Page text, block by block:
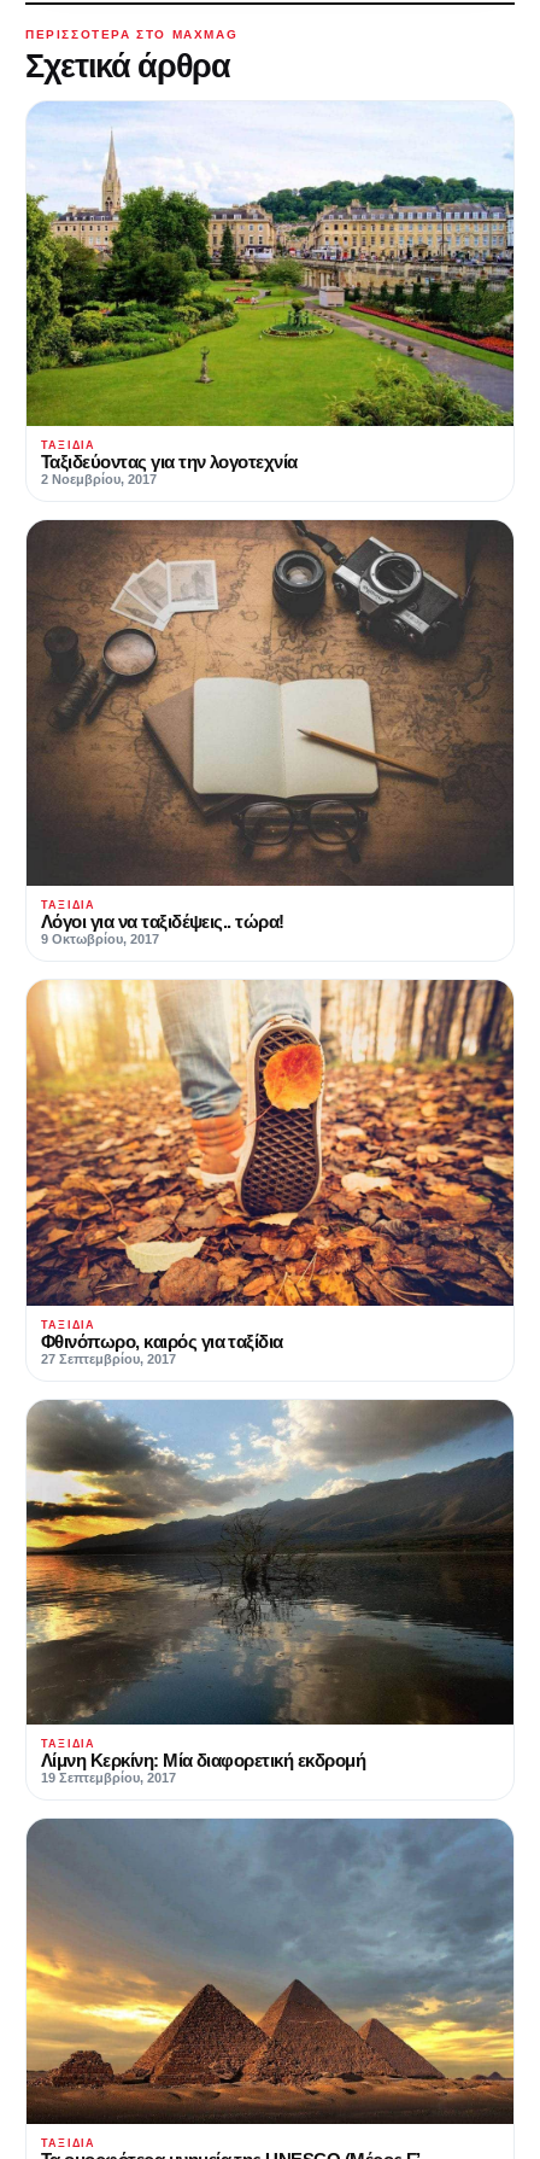
ΠΕΡΙΣΣΌΤΕΡΑ ΣΤΟ MAXMAG
Σχετικά άρθρα
ΤΑΞΊΔΙΑ
Ταξιδεύοντας για την λογοτεχνία
2 Νοεμβρίου, 2017
ΤΑΞΊΔΙΑ
Λόγοι για να ταξιδέψεις.. τώρα!
9 Οκτωβρίου, 2017
ΤΑΞΊΔΙΑ
Φθινόπωρο, καιρός για ταξίδια
27 Σεπτεμβρίου, 2017
ΤΑΞΊΔΙΑ
Λίμνη Κερκίνη: Μία διαφορετική εκδρομή
19 Σεπτεμβρίου, 2017
ΤΑΞΊΔΙΑ